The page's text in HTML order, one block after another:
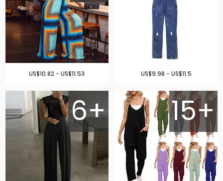
US$10.82 - US$11.53 US$9.98 - US$11.5
6+ 15+